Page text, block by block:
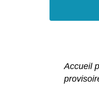
Accueil